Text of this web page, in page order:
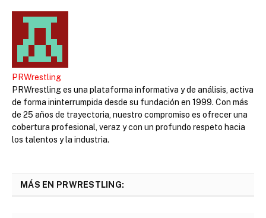
PRWrestling
PRWrestling es una plataforma informativa y de análisis, activa
de forma ininterrumpida desde su fundación en 1999. Con más
de 25 años de trayectoria, nuestro compromiso es ofrecer una
cobertura profesional, veraz y con un profundo respeto hacia
los talentos y la industria.
MÁS EN PRWRESTLING: